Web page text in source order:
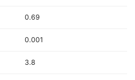
0.69
0.001
3.8